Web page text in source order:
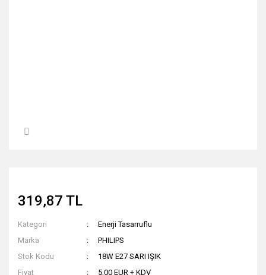
319,87 TL
Kategori
Enerji Tasarruflu
Marka
PHILIPS
Stok Kodu
18W E27 SARI IŞIK
Fiyat
5,00 EUR + KDV